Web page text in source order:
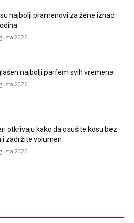
najbolji pramenovi za žene iznad
2026.
najbolji parfem svih vremena
2026.
otkrivaju kako da osušite kosu bez
i zadržite volumen
2026.